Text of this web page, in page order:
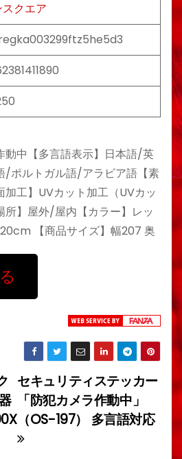
クエア
動中【多言語表示】日本語/英
ポルトガル語/アラビア語【素
工】UVカット加工（UVカッ
所】屋外/屋内【カラー】レッ
【商品サイズ】幅207 奥
セキュリティステッカー
「防犯カメラ作動中」
（OS-197） 多言語対応